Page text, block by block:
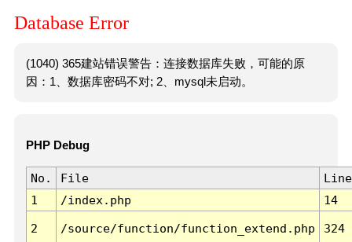
Database Error
(1040) 365建站错误警告：连接数据库失败，可能的原
因：1、数据库密码不对; 2、mysql未启动。
PHP Debug
No. File
Line
1
/index.php 14
2 /source/function/function_extend.php 324